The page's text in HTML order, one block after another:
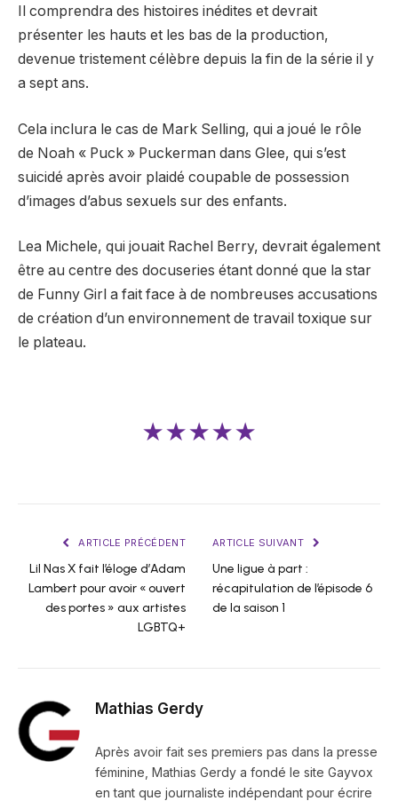
Il comprendra des histoires inédites et devrait
présenter les hauts et les bas de la production,
devenue tristement célèbre depuis la fin de la série il y
a sept ans.
Cela inclura le cas de Mark Selling, qui a joué le rôle
de Noah « Puck » Puckerman dans Glee, qui s’est
suicidé après avoir plaidé coupable de possession
d’images d’abus sexuels sur des enfants.
Lea Michele, qui jouait Rachel Berry, devrait également
être au centre des docuseries étant donné que la star
de Funny Girl a fait face à de nombreuses accusations
de création d’un environnement de travail toxique sur
le plateau.
★★★★★
ARTICLE PRÉCÉDENT
Lil Nas X fait l’éloge d’Adam
Lambert pour avoir « ouvert
des portes » aux artistes
LGBTQ+
ARTICLE SUIVANT
Une ligue à part :
récapitulation de l’épisode 6
de la saison 1
Mathias Gerdy
Après avoir fait ses premiers pas dans la presse
féminine, Mathias Gerdy a fondé le site Gayvox
en tant que journaliste indépendant pour écrire